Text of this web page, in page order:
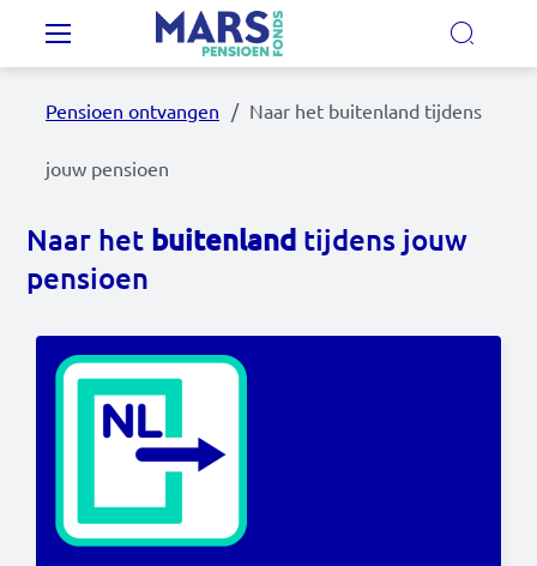
Overslaan en naar de inhoud gaan
Onze regelingen
MijnMarsPensioen
Nieuws
Video's
Documenten
Contact
Pensioen ontvangen Naar het buitenland tijdens
jouw pensioen
Naar het buitenland tijdens jouw
pensioen